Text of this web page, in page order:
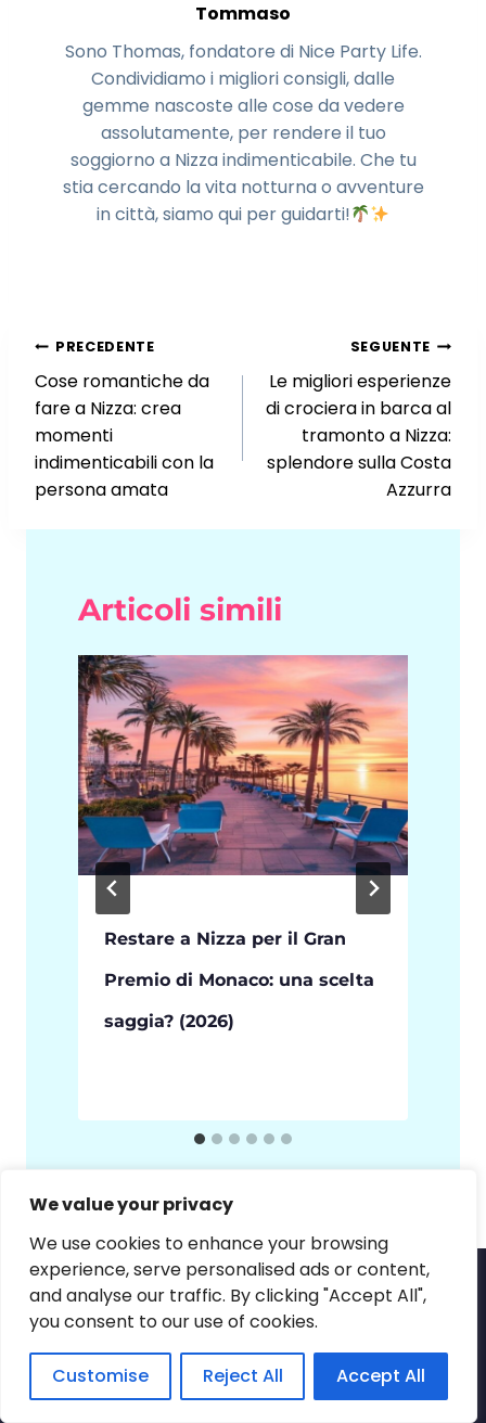
We value your privacy
We use cookies to enhance your browsing
experience, serve personalised ads or content,
and analyse our traffic. By clicking "Accept All",
you consent to our use of cookies.
Customise Reject All Accept All
Tommaso
Sono Thomas, fondatore di Nice Party Life.
Condividiamo i migliori consigli, dalle
gemme nascoste alle cose da vedere
assolutamente, per rendere il tuo
soggiorno a Nizza indimenticabile. Che tu
stia cercando la vita notturna o avventure
in città, siamo qui per guidarti!
Navigazione
articoli
PRECEDENTE
Cose romantiche da
fare a Nizza: crea
momenti
indimenticabili con la
persona amata
SEGUENTE
Le migliori esperienze
di crociera in barca al
tramonto a Nizza:
splendore sulla Costa
Azzurra
Articoli simili
Restare a Nizza per il Gran
Premio di Monaco: una scelta
saggia? (2026)
ESPLORA NIZZA
Gite in barca
Degustazione di vini
Una domanda?
Scrivi a Léa